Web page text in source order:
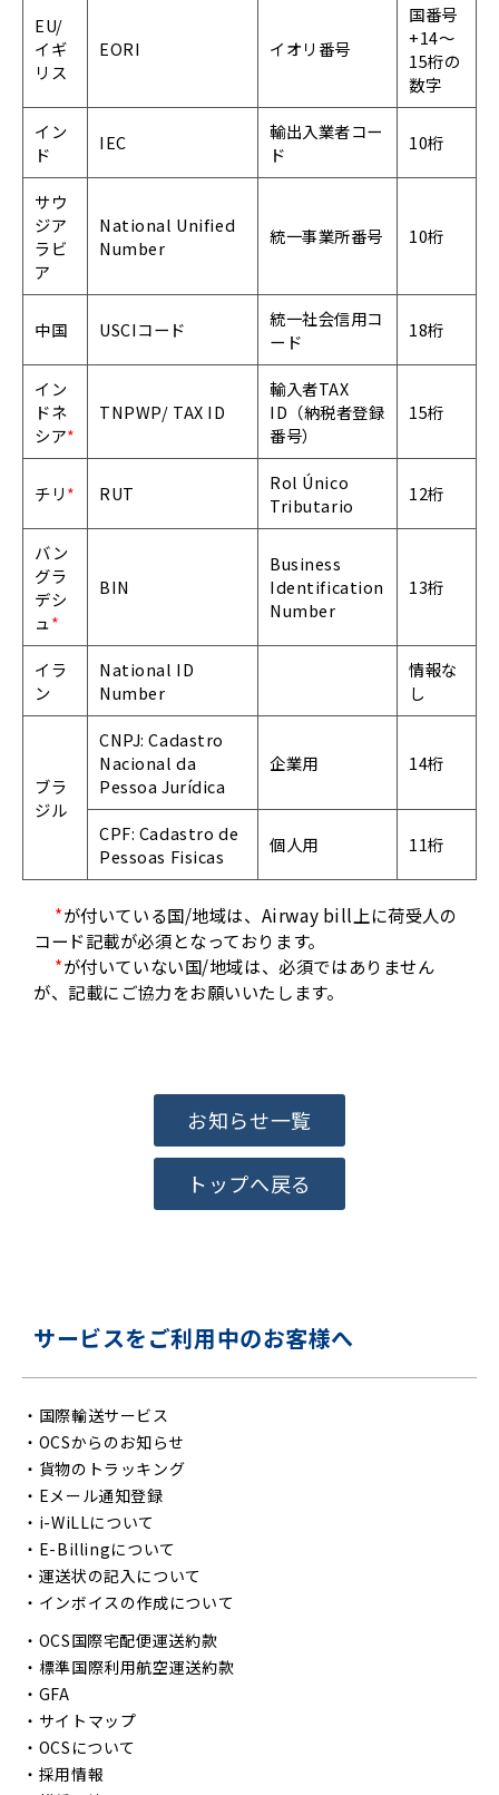
EU/
イギ
リス
EORI イオリ番号
国番号
+14～
15桁の
数字
イン
ド
IEC
輸出入業者コー
ド
10桁
サウ
ジア
ラビ
ア
National Unified
Number
統一事業所番号 10桁
中国 USCIコード
統一社会信用コ
ード
18桁
イン
ドネ
シア*
TNPWP/ TAX ID
輸入者TAX
ID（納税者登録
番号）
15桁
チリ* RUT
Rol Único
Tributario
12桁
バン
グラ
デシ
ュ*
BIN
Business
Identification
Number
13桁
イラ
ン
National ID
Number
情報な
し
ブラ
ジル
CNPJ: Cadastro
Nacional da
Pessoa Jurídica
企業用 14桁
CPF: Cadastro de
Pessoas Fisicas
個人用 11桁
*が付いている国/地域は、Airway bill上に荷受人の
コード記載が必須となっております。
*が付いていない国/地域は、必須ではありません
が、記載にご協力をお願いいたします。
お知らせ一覧
トップへ戻る
サービスをご利用中のお客様へ
・ 国際輸送サービス
・ OCSからのお知らせ
・ 貨物のトラッキング
・ Eメール通知登録
・ i-WiLLについて
・ E-Billingについて
・ 運送状の記入について
・ インボイスの作成について
・ OCS国際宅配便運送約款
・ 標準国際利用航空運送約款
・ GFA
・ サイトマップ
・ OCSについて
・ 採用情報